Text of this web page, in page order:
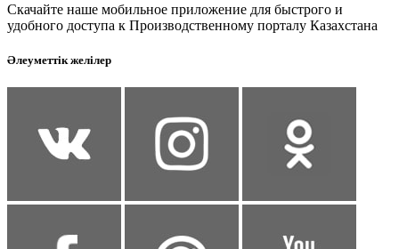
Скачайте наше мобильное приложение для быстрого и
удобного доступа к Производственному порталу Казахстана
Әлеуметтік желілер